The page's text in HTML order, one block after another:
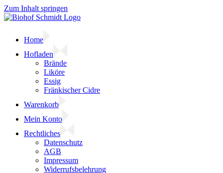
Zum Inhalt springen
Home
Hofladen
Brände
Liköre
Essig
Fränkischer Cidre
Warenkorb
Mein Konto
Rechtliches
Datenschutz
AGB
Impressum
Widerrufsbelehrung